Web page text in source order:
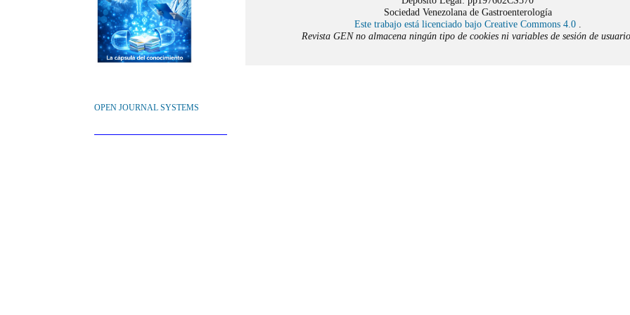
OPEN JOURNAL SYSTEMS
Sociedad Venezolana de Gastroenterología
Este trabajo está licenciado bajo Creative Commons 4.0
Revista GEN no almacena ningún tipo de cookies ni variables de sesión de